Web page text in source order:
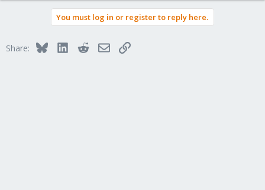
You must log in or register to reply here.
Share: BlueskyLinkedInRedditEmailLink